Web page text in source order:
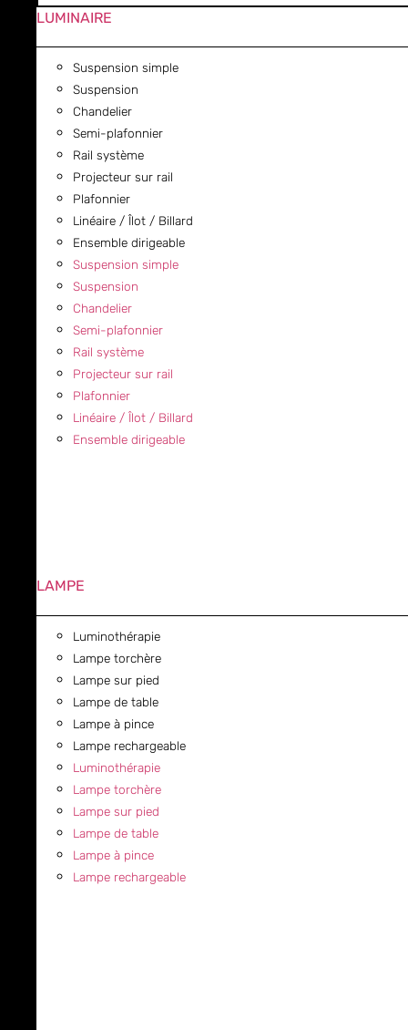
LUMINAIRE
Suspension simple
Suspension
Chandelier
Semi-plafonnier
Rail système
Projecteur sur rail
Plafonnier
Linéaire / Îlot / Billard
Ensemble dirigeable
Suspension simple
Suspension
Chandelier
Semi-plafonnier
Rail système
Projecteur sur rail
Plafonnier
Linéaire / Îlot / Billard
Ensemble dirigeable
LAMPE
Luminothérapie
Lampe torchère
Lampe sur pied
Lampe de table
Lampe à pince
Lampe rechargeable
Luminothérapie
Lampe torchère
Lampe sur pied
Lampe de table
Lampe à pince
Lampe rechargeable